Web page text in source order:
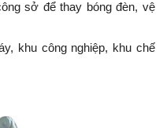
sở để thay bóng đèn, vệ
khu công nghiệp, khu chế